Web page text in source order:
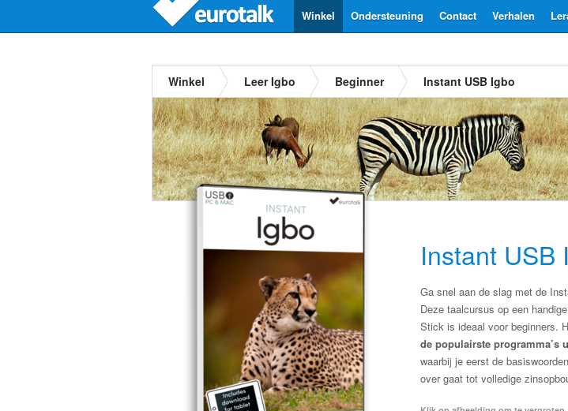
Verhalen
Contact
Ondersteuning
Winkel
Winkel Leer Igbo Beginner Instant USB Igbo
Instant USB
Ga snel aan de slag met de
Deze taalcursus op een
Stick is ideaal voor beginners.
de populairste programma’s
waarbij je eerst de
over gaat tot volledige